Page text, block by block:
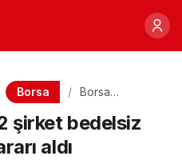
Borsa
Borsa
şirket bedelsiz
sermaye artırımı
şirket bedelsiz
aldı
Paylaş